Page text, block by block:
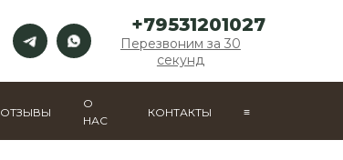
+79531201027
Перезвоним за 30
секунд
ОТЗЫВЫ
О
НАС
КОНТАКТЫ ≡